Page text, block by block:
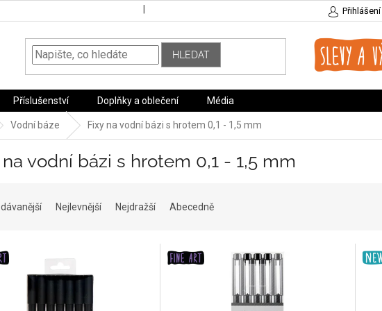
Přihlášení
HLEDAT
Příslušenství Doplňky a oblečení Média
Vodní báze Fixy na vodní bázi s hrotem 0,1 - 1,5 mm
na vodní bázi s hrotem 0,1 - 1,5 mm
Nejlevnější Nejdražší Abecedně